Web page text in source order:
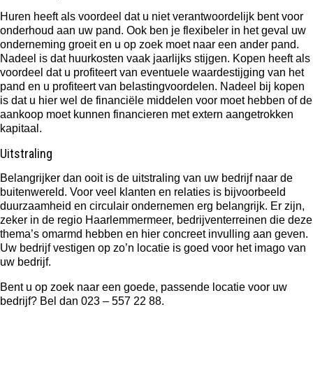
Huren heeft als voordeel dat u niet verantwoordelijk bent voor
onderhoud aan uw pand. Ook ben je flexibeler in het geval uw
onderneming groeit en u op zoek moet naar een ander pand.
Nadeel is dat huurkosten vaak jaarlijks stijgen. Kopen heeft als
voordeel dat u profiteert van eventuele waardestijging van het
pand en u profiteert van belastingvoordelen. Nadeel bij kopen
is dat u hier wel de financiële middelen voor moet hebben of de
aankoop moet kunnen financieren met extern aangetrokken
kapitaal.
Uitstraling
Belangrijker dan ooit is de uitstraling van uw bedrijf naar de
buitenwereld. Voor veel klanten en relaties is bijvoorbeeld
duurzaamheid en circulair ondernemen erg belangrijk. Er zijn,
zeker in de regio Haarlemmermeer, bedrijventerreinen die deze
thema’s omarmd hebben en hier concreet invulling aan geven.
Uw bedrijf vestigen op zo’n locatie is goed voor het imago van
uw bedrijf.
Bent u op zoek naar een goede, passende locatie voor uw
bedrijf? Bel dan 023 – 557 22 88.